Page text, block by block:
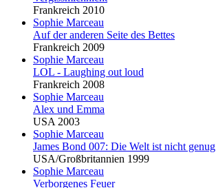
Frankreich 2010
Sophie Marceau
Auf der anderen Seite des Bettes
Frankreich 2009
Sophie Marceau
LOL - Laughing out loud
Frankreich 2008
Sophie Marceau
Alex und Emma
USA 2003
Sophie Marceau
James Bond 007: Die Welt ist nicht genug
USA/Großbritannien 1999
Sophie Marceau
Verborgenes Feuer